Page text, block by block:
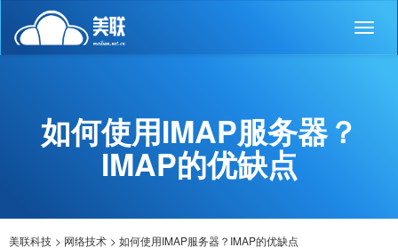
如何使用IMAP服务器？
IMAP的优缺点
美联科技 > 网络技术 > 如何使用IMAP服务器？IMAP的优缺点